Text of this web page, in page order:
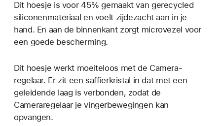
Dit hoesje is voor 45% gemaakt van gerecycled
siliconenmateriaal en voelt zijdezacht aan in je
hand. En aan de binnenkant zorgt microvezel voor
een goede bescherming.
Dit hoesje werkt moeiteloos met de Camera­­­­­
regelaar. Er zit een saffier­kristal in dat met een
geleidende laag is verbonden, zodat de
Cameraregelaar je vinger­bewegingen kan
opvangen.